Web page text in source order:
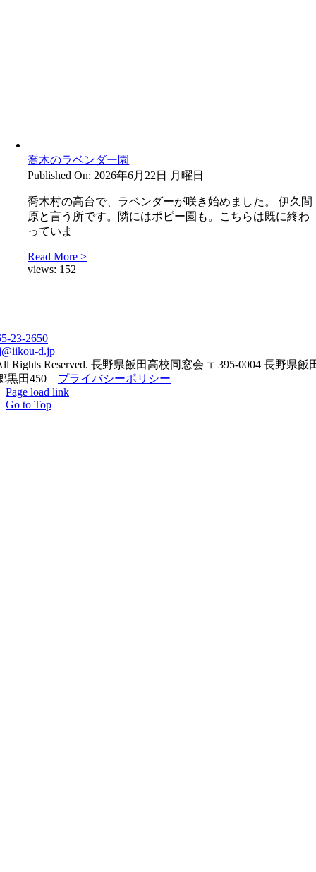
喬木のラベンダー園
Published On: 2026年6月22日 月曜日
喬木村の高台で、ラベンダーが咲き始めました。 伊久間
原と言う所です。隣にはポピー園も。こちらは既に終わ
っていま
Read More >
views: 152
23-2650
d.jp
Rights Reserved. 長野県飯田高校同窓会 〒395-0004 長野県飯
黒田450 プライバシーポリシー
Page load link
Go to Top